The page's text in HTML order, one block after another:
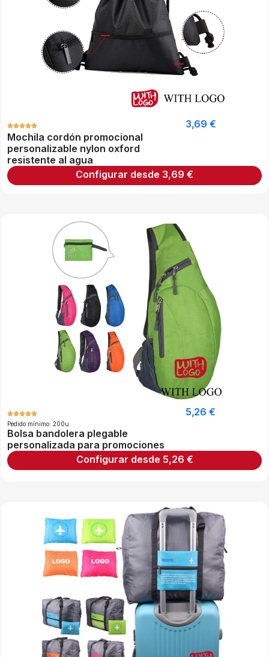
Mochila cordón promocional
personalizable nylon oxford
resistente al agua
3,69 €
Configurar desde 3,69 €
Pedido mínimo: 200u
Bolsa bandolera plegable
personalizada para promociones
5,26 €
Configurar desde 5,26 €